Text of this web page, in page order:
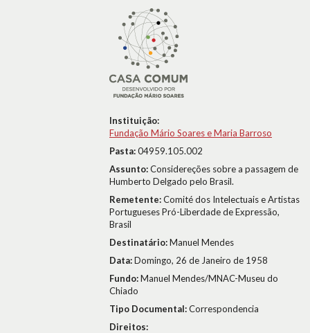
Instituição:
Fundação Mário Soares e Maria Barroso
Pasta:04959.105.002
Assunto:Considereções sobre a passagem de
Humberto Delgado pelo Brasil.
Remetente:Comité dos Intelectuais e Artistas
Portugueses Pró-Liberdade de Expressão,
Brasil
Destinatário:Manuel Mendes
Data:Domingo, 26 de Janeiro de 1958
Fundo:Manuel Mendes/MNAC-Museu do
Chiado
Tipo Documental:Correspondencia
Direitos: